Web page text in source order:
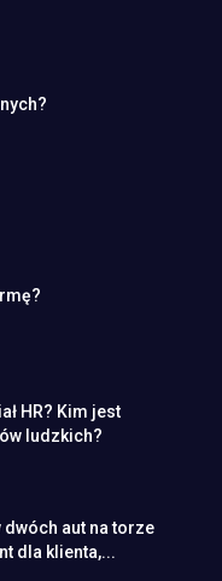
HR? Kim jest
ludzkich?
aut na torze
dla klienta,...